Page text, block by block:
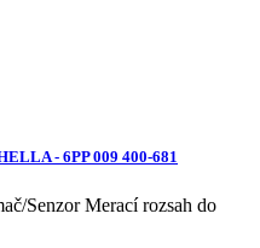
- 6PP 009 400-681
Senzor Merací rozsah do